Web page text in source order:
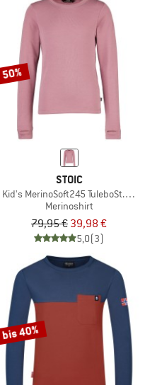
50%
STOIC
Kid's MerinoSoft245 TuleboSt. L/S
Merinoshirt
79,95 € 39,98 €
5,0(3)
bis 40%